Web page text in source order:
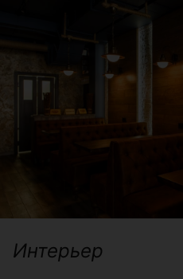
Интерьер